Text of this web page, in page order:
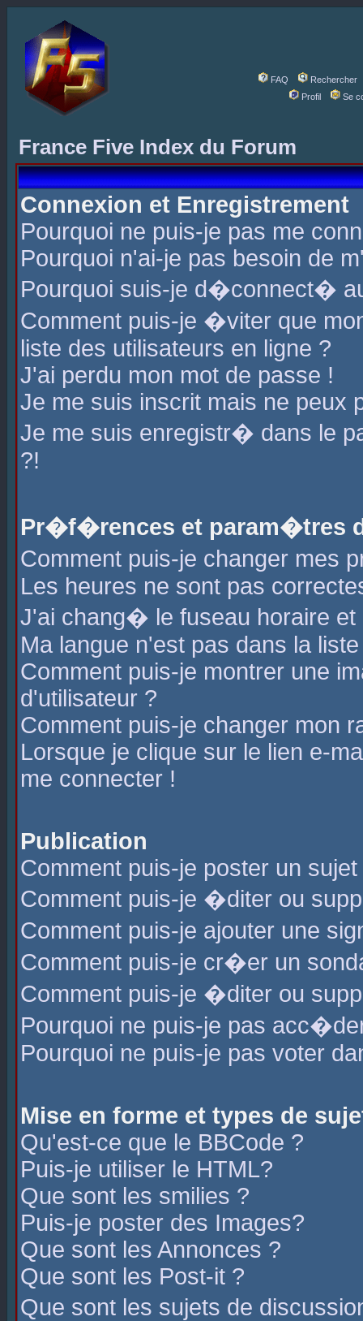
FAQ
Rechercher
Profil
Se
France Five Index du Forum
Connexion et Enregistrement
Pourquoi ne puis-je pas me
Pourquoi n'ai-je pas besoin de
Pourquoi suis-je d�connect�
Comment puis-je �viter que
liste des utilisateurs en ligne ?
J'ai perdu mon mot de passe !
Je me suis inscrit mais ne peux
Je me suis enregistr� dans le
?!
Pr�f�rences et param�tres
Comment puis-je changer mes
Les heures ne sont pas
J'ai chang� le fuseau horaire
Ma langue n'est pas dans la
Comment puis-je montrer une
d'utilisateur ?
Comment puis-je changer mon
Lorsque je clique sur le lien e-
me connecter !
Publication
Comment puis-je poster un
Comment puis-je �diter ou
Comment puis-je ajouter une
Comment puis-je cr�er un
Comment puis-je �diter ou
Pourquoi ne puis-je pas
Pourquoi ne puis-je pas voter
Mise en forme et types de
Qu'est-ce que le BBCode ?
Puis-je utiliser le HTML?
Que sont les smilies ?
Puis-je poster des Images?
Que sont les Annonces ?
Que sont les Post-it ?
Que sont les sujets de